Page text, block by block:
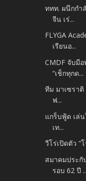
ททท. ผนึกก
จีน เร่...
FLYGA
เรียนอ...
CMDF จับมื
“เช็กทุกด...
ทีม มาเซราติ
ฟ...
แกร็บฟู้ด เล่
เท...
วีโร่เปิดตัว “
สมาคมประกั
รอบ 62 ปี